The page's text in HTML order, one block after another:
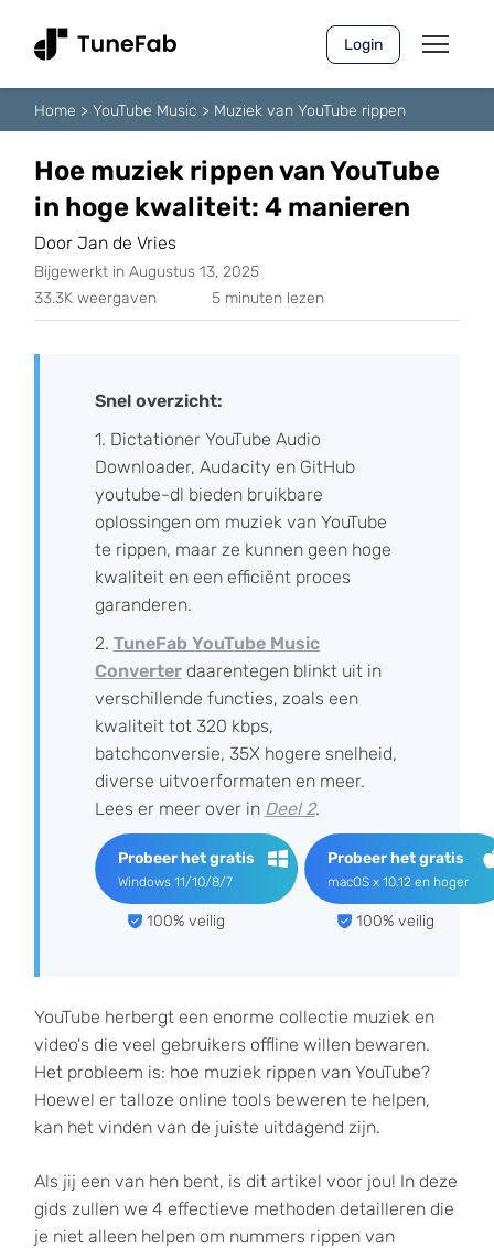
Login
Home > YouTube Music > Muziek van YouTube rippen
Hoe muziek rippen van YouTube
in hoge kwaliteit: 4 manieren
Door Jan de Vries
Bijgewerkt in Augustus 13, 2025
33.3K weergaven
5 minuten lezen
Snel overzicht:
1. Dictationer YouTube Audio
Downloader, Audacity en GitHub
youtube-dl bieden bruikbare
oplossingen om muziek van YouTube
te rippen, maar ze kunnen geen hoge
kwaliteit en een efficiënt proces
garanderen.
2. TuneFab YouTube Music
Converterdaarentegen blinkt uit in
verschillende functies, zoals een
kwaliteit tot 320 kbps,
batchconversie, 35X hogere snelheid,
diverse uitvoerformaten en meer.
Lees er meer over in Deel 2.
Probeer het gratis
Windows 11/10/8/7
100% veilig
Probeer het gratis
macOS x 10.12 en hoger
100% veilig
YouTube herbergt een enorme collectie muziek en
video's die veel gebruikers offline willen bewaren.
Het probleem is: hoe muziek rippen van YouTube?
Hoewel er talloze online tools beweren te helpen,
kan het vinden van de juiste uitdagend zijn.
Als jij een van hen bent, is dit artikel voor jou! In deze
gids zullen we 4 effectieve methoden detailleren die
je niet alleen helpen om nummers rippen van